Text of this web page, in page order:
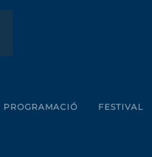
PROGRAMACIÓ FESTIVAL